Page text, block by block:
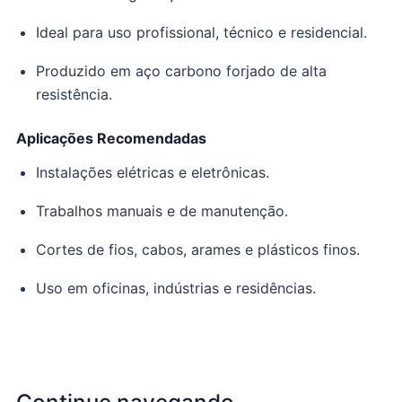
Ideal para uso profissional, técnico e residencial.
Produzido em aço carbono forjado de alta
resistência.
Aplicações Recomendadas
Instalações elétricas e eletrônicas.
Trabalhos manuais e de manutenção.
Cortes de fios, cabos, arames e plásticos finos.
Uso em oficinas, indústrias e residências.